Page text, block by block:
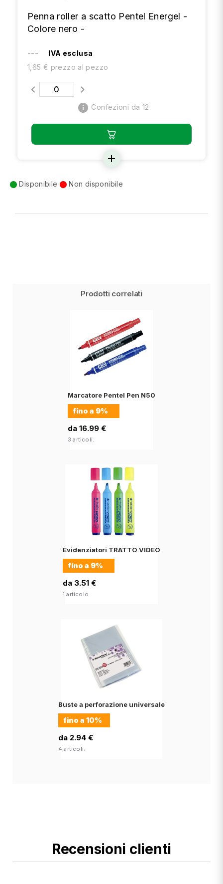
Penna roller a scatto Pentel Energel -
Colore nero -
---
IVA esclusa
1,65 € prezzo al pezzo
info Confezioni da 12.
add
Disponibile Non disponibile
Prodotti correlati
Marcatore Pentel Pen N50
fino a 9%
da 16.99 €
3 articoli.
Evidenziatori TRATTO VIDEO
fino a 9%
da 3.51 €
1 articolo
Buste a perforazione universale
fino a 10%
da 2.94 €
4 articoli.
Recensioni clienti